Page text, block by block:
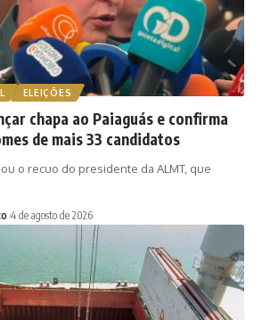
ELEIÇÕES
chapa ao Paiaguás e confirma
de mais 33 candidatos
o recuo do presidente da ALMT, que
4 de agosto de 2026